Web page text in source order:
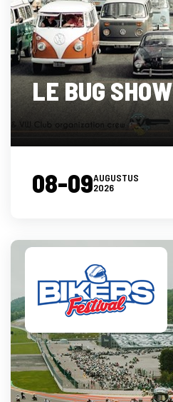
LE BUG SHOW
08-09AUGUSTUS
2026